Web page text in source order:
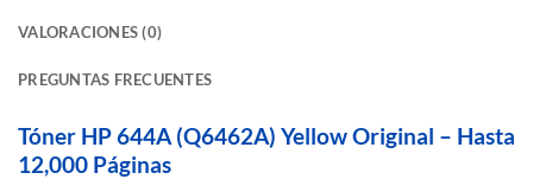
VALORACIONES (0)
PREGUNTAS FRECUENTES
Tóner HP 644A (Q6462A) Yellow Original – Hasta
12,000 Páginas